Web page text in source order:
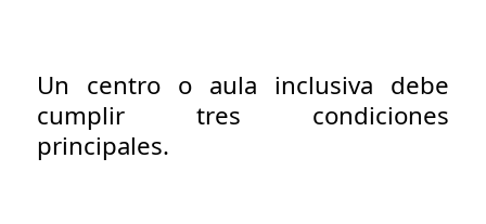
Un centro o aula inclusiva debe
cumplir tres condiciones
principales.